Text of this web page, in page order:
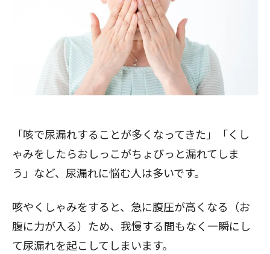
「咳で尿漏れすることが多くなってきた」「くし
ゃみをしたらおしっこがちょびっと漏れてしま
う」など、尿漏れに悩む人は多いです。
咳やくしゃみをすると、急に腹圧が高くなる（お
腹に力が入る）ため、我慢する間もなく一瞬にし
て尿漏れを起こしてしまいます。